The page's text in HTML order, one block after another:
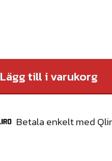
Lägg till i varukorg
Betala enkelt med